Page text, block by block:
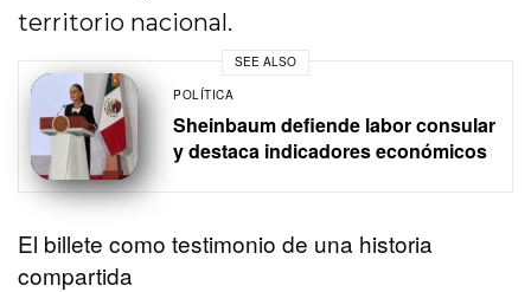
territorio nacional.
SEE ALSO
POLÍTICA
Sheinbaum defiende labor consular
y destaca indicadores económicos
El billete como testimonio de una historia
compartida